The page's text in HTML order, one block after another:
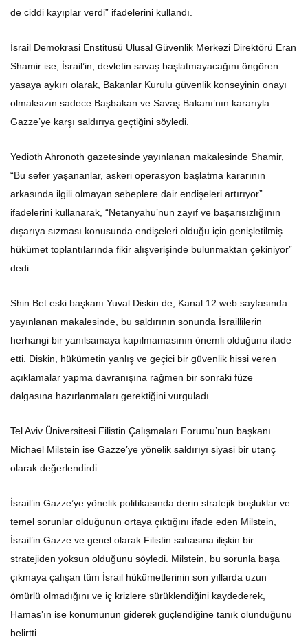
de ciddi kayıplar verdi” ifadelerini kullandı.
İsrail Demokrasi Enstitüsü Ulusal Güvenlik Merkezi Direktörü Eran
Shamir ise, İsrail’in, devletin savaş başlatmayacağını öngören
yasaya aykırı olarak, Bakanlar Kurulu güvenlik konseyinin onayı
olmaksızın sadece Başbakan ve Savaş Bakanı’nın kararıyla
Gazze’ye karşı saldırıya geçtiğini söyledi.
Yedioth Ahronoth gazetesinde yayınlanan makalesinde Shamir,
“Bu sefer yaşananlar, askeri operasyon başlatma kararının
arkasında ilgili olmayan sebeplere dair endişeleri artırıyor”
ifadelerini kullanarak, “Netanyahu’nun zayıf ve başarısızlığının
dışarıya sızması konusunda endişeleri olduğu için genişletilmiş
hükümet toplantılarında fikir alışverişinde bulunmaktan çekiniyor”
dedi.
Shin Bet eski başkanı Yuval Diskin de, Kanal 12 web sayfasında
yayınlanan makalesinde, bu saldırının sonunda İsraillilerin
herhangi bir yanılsamaya kapılmamasının önemli olduğunu ifade
etti. Diskin, hükümetin yanlış ve geçici bir güvenlik hissi veren
açıklamalar yapma davranışına rağmen bir sonraki füze
dalgasına hazırlanmaları gerektiğini vurguladı.
Tel Aviv Üniversitesi Filistin Çalışmaları Forumu’nun başkanı
Michael Milstein ise Gazze’ye yönelik saldırıyı siyasi bir utanç
olarak değerlendirdi.
İsrail’in Gazze’ye yönelik politikasında derin stratejik boşluklar ve
temel sorunlar olduğunun ortaya çıktığını ifade eden Milstein,
İsrail’in Gazze ve genel olarak Filistin sahasına ilişkin bir
stratejiden yoksun olduğunu söyledi. Milstein, bu sorunla başa
çıkmaya çalışan tüm İsrail hükümetlerinin son yıllarda uzun
ömürlü olmadığını ve iç krizlere sürüklendiğini kaydederek,
Hamas’ın ise konumunun giderek güçlendiğine tanık olunduğunu
belirtti.